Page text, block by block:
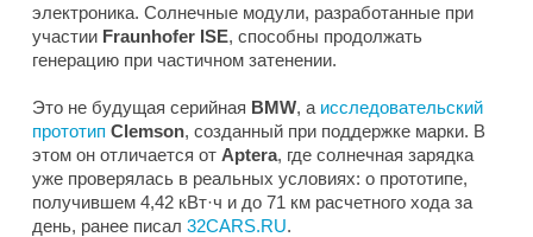
электроника. Солнечные модули, разработанные при
участии Fraunhofer ISE, способны продолжать
генерацию при частичном затенении.
Это не будущая серийная BMW, а исследовательский
прототип Clemson, созданный при поддержке марки. В
этом он отличается от Aptera, где солнечная зарядка
уже проверялась в реальных условиях: о прототипе,
получившем 4,42 кВт·ч и до 71 км расчетного хода за
день, ранее писал 32CARS.RU.